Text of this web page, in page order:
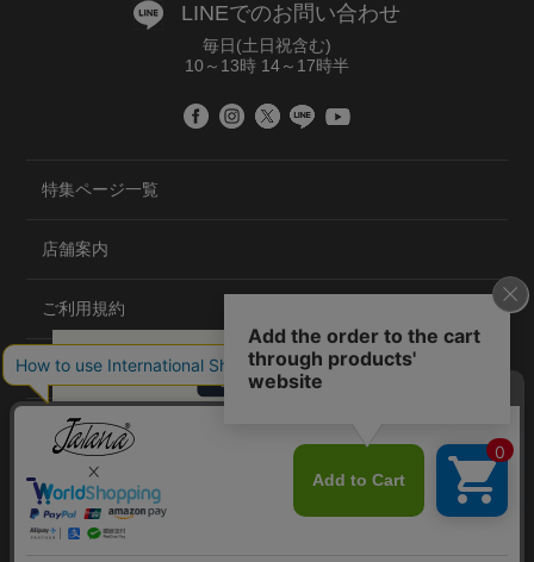
LINEでのお問い合わせ
毎日(土日祝含む)
10～13時 14～17時半
特集ページ一覧
店舗案内
ご利用規約
プライバシーポリシー
特定商取引法について
会社概要